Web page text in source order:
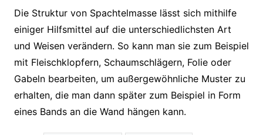
Die Struktur von Spachtelmasse lässt sich mithilfe
einiger Hilfsmittel auf die unterschiedlichsten Art
und Weisen verändern. So kann man sie zum Beispiel
mit Fleischklopfern, Schaumschlägern, Folie oder
Gabeln bearbeiten, um außergewöhnliche Muster zu
erhalten, die man dann später zum Beispiel in Form
eines Bands an die Wand hängen kann.